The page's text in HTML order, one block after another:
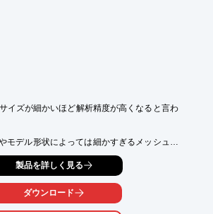
イズが細かいほど解析精度が高くなると言わ
モデル形状によっては細かすぎるメッシュは
もあります。それが「特異点」と呼ばれる存
Rがゼロあるいは微小Rのエリアに発生しや
製品を詳しく見る
ダウンロード